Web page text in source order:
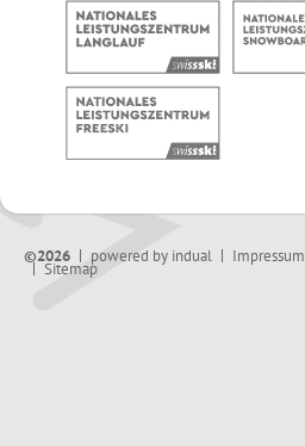
©2026 powered by indual Impressum
Sitemap